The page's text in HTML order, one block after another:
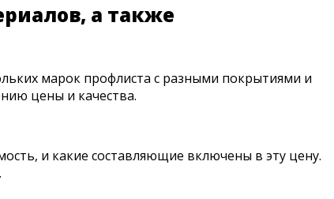
а также
марок профлиста с разными покрытиями и
цены и качества.
и какие составляющие включены в эту цену.